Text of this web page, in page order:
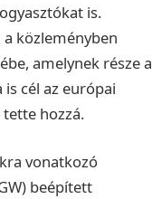
is.
közleményben
amelynek része a
cél az európai
hozzá.
vonatkozó
beépített